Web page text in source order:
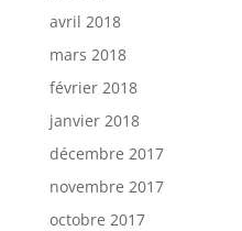
avril 2018
mars 2018
février 2018
janvier 2018
décembre 2017
novembre 2017
octobre 2017